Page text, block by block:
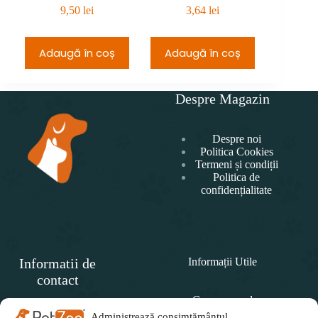
9,50lei
Adaugă în coș
3,64lei
Adaugă în coș
Despre Magazin
Despre noi
Politica Cookies
Termeni și condiții
Politica de
confidențialitate
Informatii de
contact
PET
Informații Utile
Cum comand